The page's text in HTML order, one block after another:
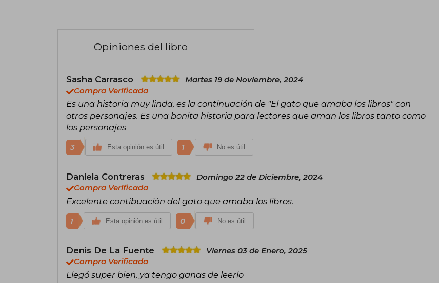
Opiniones del libro
Sasha Carrasco
Martes 19 de Noviembre, 2024
Compra Verificada
Es una historia muy linda, es la continuación de "El gato que amaba los libros" con
otros personajes. Es una bonita historia para lectores que aman los libros tanto como
los personajes
3 Esta opinión es útil 1 No es útil
Daniela Contreras
Domingo 22 de Diciembre, 2024
Compra Verificada
Excelente contibuación del gato que amaba los libros.
1 Esta opinión es útil 0 No es útil
Denis De La Fuente
Viernes 03 de Enero, 2025
Compra Verificada
Llegó super bien, ya tengo ganas de leerlo